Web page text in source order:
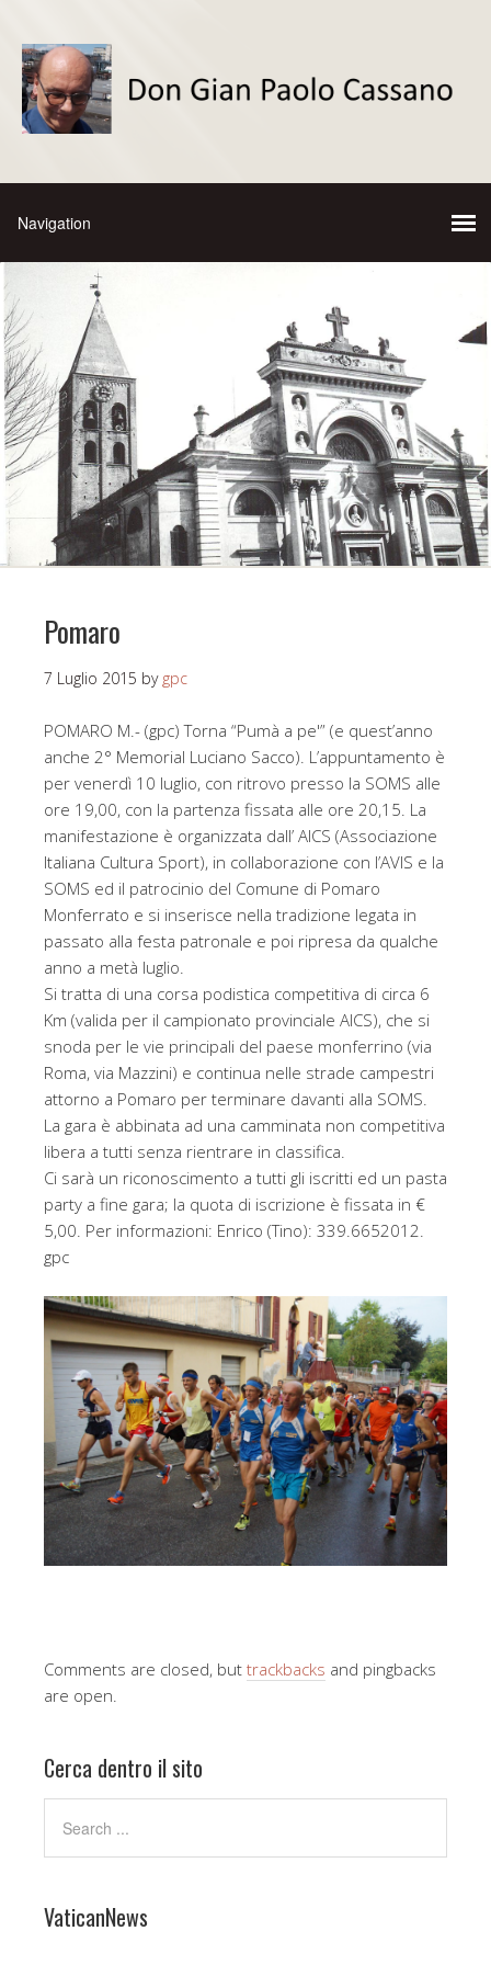
Pomaro
7 Luglio 2015 by gpc
POMARO M.- (gpc) Torna “Pumà a pe'” (e quest’anno
anche 2° Memorial Luciano Sacco). L’appuntamento è
per venerdì 10 luglio, con ritrovo presso la SOMS alle
ore 19,00, con la partenza fissata alle ore 20,15. La
manifestazione è organizzata dall’ AICS (Associazione
Italiana Cultura Sport), in collaborazione con l’AVIS e la
SOMS ed il patrocinio del Comune di Pomaro
Monferrato e si inserisce nella tradizione legata in
passato alla festa patronale e poi ripresa da qualche
anno a metà luglio.
Si tratta di una corsa podistica competitiva di circa 6
Km (valida per il campionato provinciale AICS), che si
snoda per le vie principali del paese monferrino (via
Roma, via Mazzini) e continua nelle strade campestri
attorno a Pomaro per terminare davanti alla SOMS.
La gara è abbinata ad una camminata non competitiva
libera a tutti senza rientrare in classifica.
Ci sarà un riconoscimento a tutti gli iscritti ed un pasta
party a fine gara; la quota di iscrizione è fissata in €
5,00. Per informazioni: Enrico (Tino): 339.6652012.
gpc
Comments are closed, but trackbacks and pingbacks
are open.
Cerca dentro il sito
VaticanNews